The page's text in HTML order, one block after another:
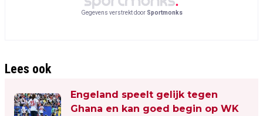
Gegevens verstrekt door Sportmonks
Lees ook
Engeland speelt gelijk tegen
Ghana en kan goed begin op WK